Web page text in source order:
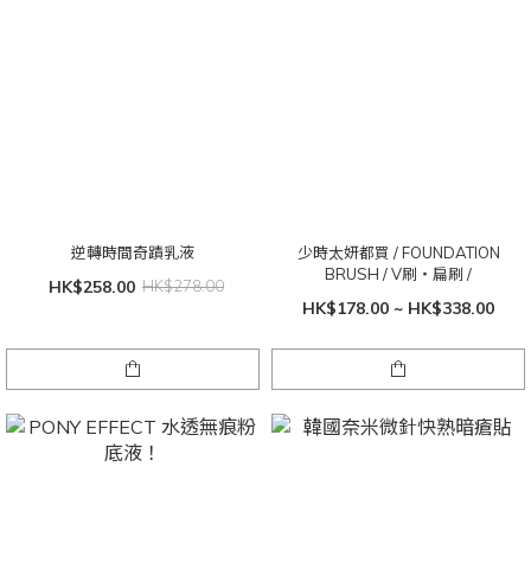
逆轉時間奇蹟乳液
HK$258.00 HK$278.00
少時太妍都買 / FOUNDATION
BRUSH / V刷・扁刷 /
HK$178.00 ~ HK$338.00